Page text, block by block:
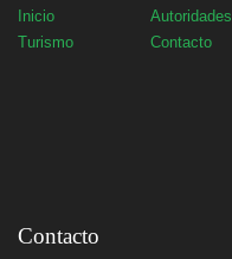
Inicio Autoridades
Turismo
Contacto
Contacto